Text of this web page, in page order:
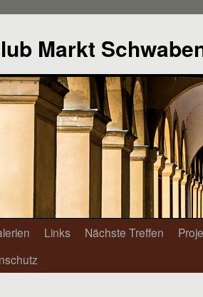
Markt
Links Nächste Treffen